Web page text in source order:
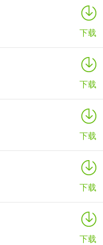
下载
下载
下载
下载
下载